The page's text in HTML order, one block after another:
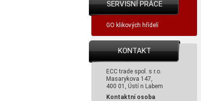
SERVISNÍ PRÁCE
GO klikových hřídelí
KONTAKT
ECC trade spol. s r.o.
Masarykova 147,
400 01, Ústí n Labem
Kontaktní osoba